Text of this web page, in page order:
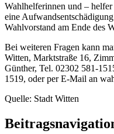
Wahlhelferinnen und –
eine
Wahlvorstand am Ende des
Bei weiteren Fragen kann
Witten, Marktstraße 16,
Günther, Tel. 02302 581-
1519, oder per E-Mail an
Quelle: Stadt Witten